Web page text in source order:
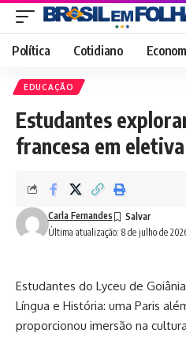
Política Cotidiano
EDUCAÇÃO
Estudantes
francesa em
Última atualização: 8 de julho de
Carla Fernandes
Estudantes do Lyceu de
Língua e História: uma Paris
proporcionou imersão na